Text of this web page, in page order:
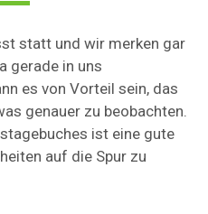
statt und wir merken gar
gerade in uns
es von Vorteil sein, das
genauer zu beobachten.
ist eine gute
auf die Spur zu